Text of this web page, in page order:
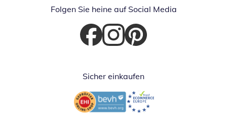
Folgen Sie heine auf Social Media
Öffnet in neuem Fenster
Öffnet in neuem Fenster
Öffnet in neuem Fenster
Sicher einkaufen
Öffnet in neuem FensterÖffnet in neuem Fenster